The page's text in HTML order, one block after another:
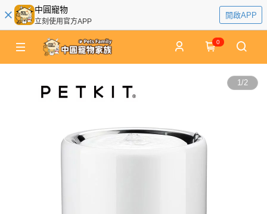
中圓寵物
立刻使用官方APP
開啟APP
0
1/2